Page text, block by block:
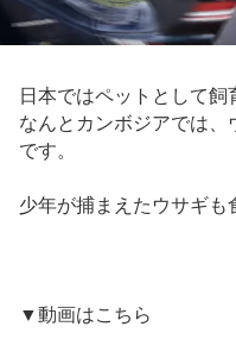
日本ではペットとして
なんとカンボジアでは、
です。
少年が捕まえたウサギも
▼動画はこちら